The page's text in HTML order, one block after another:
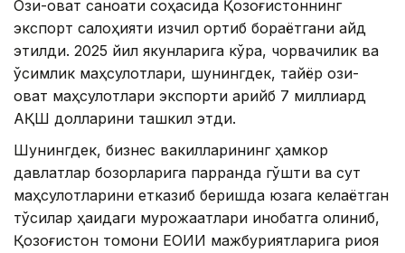
Озиқ-овқат саноати соҳасида Қозоғистоннинг
экспорт салоҳияти изчил ортиб бораётгани қайд
этилди. 2025 йил якунларига кўра, чорвачилик ва
ўсимлик маҳсулотлари, шунингдек, тайёр озиқ-
овқат маҳсулотлари экспорти қарийб 7 миллиард
АҚШ долларини ташкил этди.
Шунингдек, бизнес вакилларининг ҳамкор
давлатлар бозорларига парранда гўшти ва сут
маҳсулотларини етказиб беришда юзага келаётган
тўсиқлар ҳақидаги мурожаатлари инобатга олиниб,
Қозоғистон томони ЕОИИ мажбуриятларига риоя